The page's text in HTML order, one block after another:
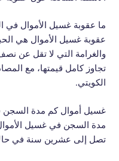
ما عقوبة غسيل الأموال في
عقوبة غسيل الأموال هي
والغرامة التي لا تقل عن
الكويتي.
غسيل أموال كم مدة السجن
مدة السجن في غسيل
تصل إلى عشرين سنة في